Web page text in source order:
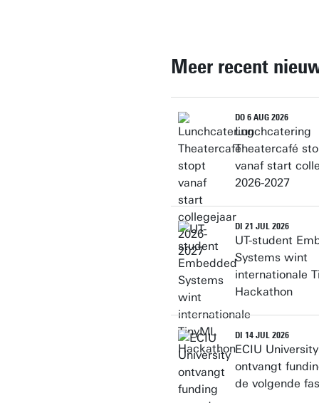
Meer recent
DO 6 AUG 2026
Lunchcatering
Theatercafé
vanaf start
2026-2027
DI 21 JUL 2026
UT-student
Systems wint
internationale
Hackathon
DI 14 JUL 2026
ECIU University
ontvangt
de volgende